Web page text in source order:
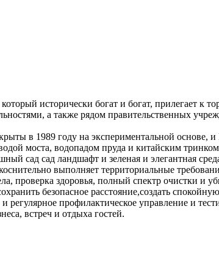
исторически богат и богат, прилегает к
а также рядом правительственных
в 1989 году на экспериментальной основе,
моста, водопадом пруда и китайским
сад сад ландшафт и зеленая и элегантная
выполняет территориальные
проверка здоровья, полный спектр очистки и
безопасное расстояние,создать
профилактическое управление и
встреч и отдыха гостей.